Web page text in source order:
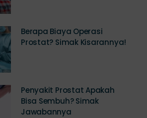
Berapa Biaya Operasi
Prostat? Simak Kisarannya!
Penyakit Prostat Apakah
Bisa Sembuh? Simak
Jawabannya